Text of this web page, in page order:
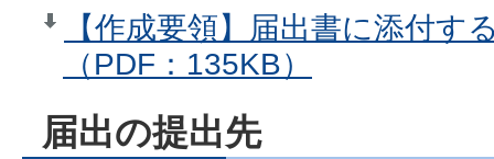
【作成要領】届出書に添付す
（PDF：135KB）
届出の提出先